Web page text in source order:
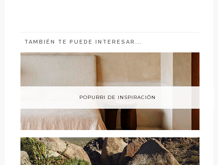
TAMBIÉN TE PUEDE INTERESAR...
POPURRI DE INSPIRACIÓN